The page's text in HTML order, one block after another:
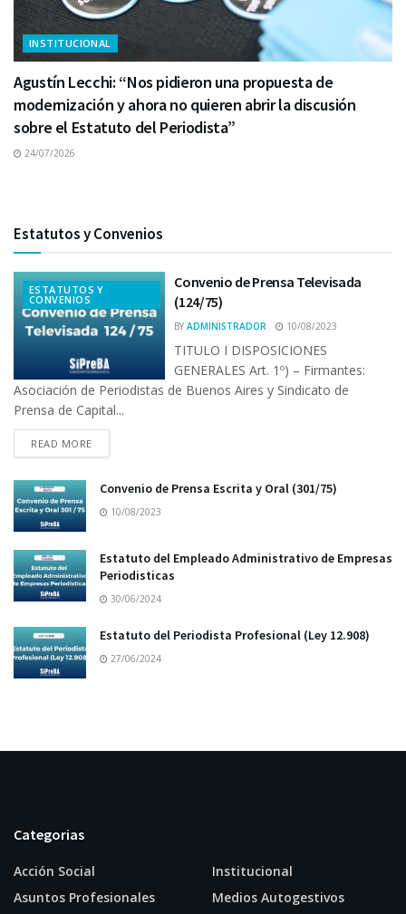
INSTITUCIONAL
Agustín Lecchi: “Nos pidieron una propuesta de
modernización y ahora no quieren abrir la discusión
sobre el Estatuto del Periodista”
24/07/2026
Estatutos y Convenios
ESTATUTOS Y
CONVENIOS
Convenio de Prensa Televisada
(124/75)
BY ADMINISTRADOR 10/08/2023
TITULO I DISPOSICIONES
GENERALES Art. 1º) – Firmantes:
Asociación de Periodistas de Buenos Aires y Sindicato de
Prensa de Capital...
READ MORE
Convenio de Prensa Escrita y Oral (301/75)
10/08/2023
Estatuto del Empleado Administrativo de Empresas
Periodisticas
30/06/2024
Estatuto del Periodista Profesional (Ley 12.908)
27/06/2024
Categorias
Acción Social
Asuntos Profesionales
Institucional
Medios Autogestivos